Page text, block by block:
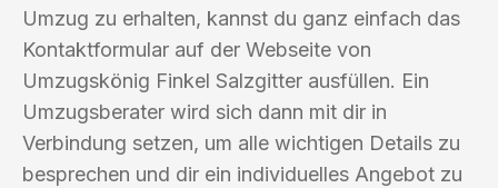
Umzug zu erhalten, kannst du ganz einfach das
Kontaktformular auf der Webseite von
Umzugskönig Finkel Salzgitter ausfüllen. Ein
Umzugsberater wird sich dann mit dir in
Verbindung setzen, um alle wichtigen Details zu
besprechen und dir ein individuelles Angebot zu